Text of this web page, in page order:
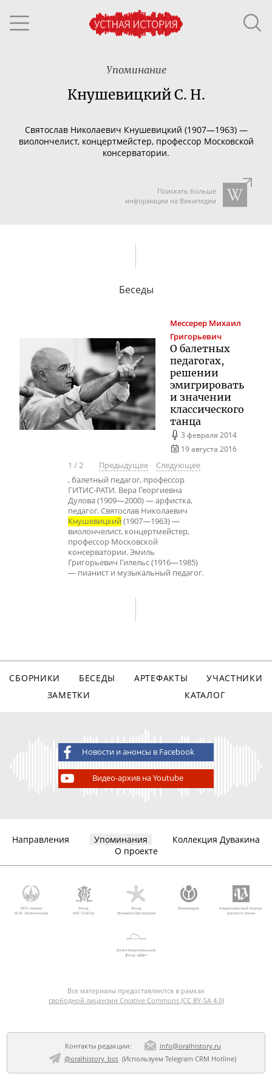
Упоминание
Кнушевицкий С. Н.
Святослав Николаевич Кнушевицкий (1907—1963) —
виолончелист, концертмейстер, профессор Московской
консерватории.
Поискать больше
информации на Википедии
Беседы
Мессерер Михаил
Григорьевич
О балетных
педагогах,
решении
эмигрировать
и значении
классического
танца
3 февраля 2014
19 августа 2016
1 /2 Предыдущее
Следующее
, балетный педагог, профессор
ГИТИС-РАТИ. Вера Георгиевна
Дулова (1909—2000) — арфистка,
педагог. Святослав Николаевич
Кнушевицкий (1907—1963) —
виолончелист, концертмейстер,
профессор Московской
консерватории. Эмиль
Григорьевич Гилельс (1916—1985)
— пианист и музыкальный педагог.
СБОРНИКИ БЕСЕДЫ АРТЕФАКТЫ
УЧАСТНИКИ
ЗАМЕТКИ
КАТАЛОГ
Новости и анонсы в Facebook
Видео-архив на Youtube
Направления Упоминания
Коллекция Дувакина
О проекте
МГУ имени
М.В. Ломоносова
Фонд
AVC Charity
Фонд
Михаила Прохорова
Викимедиа
Национальный корпус
русского языка
Благотворительный
фонд «Дар»
Все материалы предоставляются в рамках
свободной лицензии Creative Commons (CC BY-SA 4.0)
Контакты редакции:
info@oralhistory.ru
@oralhistory_bot(Используем Telegram CRM Hotline)